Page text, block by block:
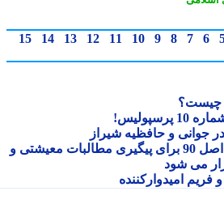
7
8
9
10
11
12
13
14
15
و حافظیه شیراز
نشست ویژه کمیسیون اصل 90 برای پیگیری مطالبات معیشتی و
می شود
امیدوارکننده